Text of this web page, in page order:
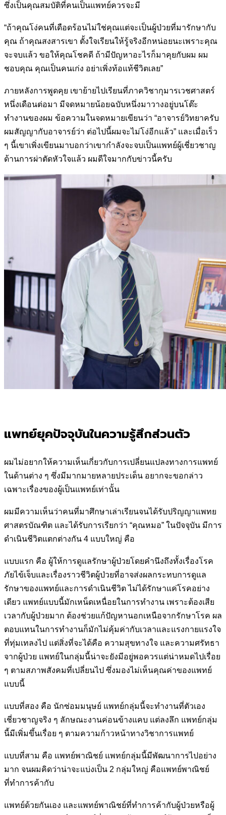
ซึ่งเป็นคุณสมบัติที่คนเป็นแพทย์ควรจะมี
“ถ้าคุณโง่คนที่เดือดร้อนไม่ใช่คุณแต่จะเป็นผู้ป่วยที่มารักษากับ
คุณ ถ้าคุณสงสารเขา ตั้งใจเรียนให้รู้จริงอีกหน่อยนะเพราะคุณ
จะจบแล้ว ขอให้คุณโชคดี ถ้ามีปัญหาอะไรก็มาคุยกับผม ผม
ชอบคุณ คุณเป็นคนเก่ง อย่าเพิ่งท้อแท้ชีวิตเลย”
ภายหลังการพูดคุย เขาย้ายไปเรียนที่ภาควิชากุมารเวชศาสตร์
หนึ่งเดือนต่อมา มีจดหมายน้อยฉบับหนึ่งมาวางอยู่บนโต๊ะ
ทำงานของผม ข้อความในจดหมายเขียนว่า “อาจารย์วิทยาครับ
ผมสัญญากับอาจารย์ว่า ต่อไปนี้ผมจะไม่โง่อีกแล้ว” และเมื่อเร็ว
ๆ นี้เขาเพิ่งเขียนมาบอกว่าเขากำลังจะจบเป็นแพทย์ผู้เชี่ยวชาญ
ด้านการผ่าตัดหัวใจแล้ว ผมดีใจมากกับข่าวนี้ครับ
แพทย์ยุคปัจจุบันในความรู้สึกส่วนตัว
ผมไม่อยากให้ความเห็นเกี่ยวกับการเปลี่ยนแปลงทางการแพทย์
ในด้านต่าง ๆ ซึ่งมีมากมายหลายประเด็น อยากจะขอกล่าว
เฉพาะเรื่องของผู้เป็นแพทย์เท่านั้น
ผมมีความเห็นว่าคนที่มาศึกษาเล่าเรียนจนได้รับปริญญาแพทย
ศาสตรบัณฑิต และได้รับการเรียกว่า “คุณหมอ” ในปัจจุบัน มีการ
ดำเนินชีวิตแตกต่างกัน 4 แบบใหญ่ คือ
แบบแรก คือ ผู้ให้การดูแลรักษาผู้ป่วยโดยคำนึงถึงทั้งเรื่องโรค
ภัยไข้เจ็บและเรื่องราวชีวิตผู้ป่วยที่อาจส่งผลกระทบการดูแล
รักษาของแพทย์และการดำเนินชีวิต ไม่ได้รักษาแค่โรคอย่าง
เดียว แพทย์แบบนี้มักเหน็ดเหนื่อยในการทำงาน เพราะต้องเสีย
เวลากับผู้ป่วยมาก ต้องช่วยแก้ปัญหานอกเหนือจากรักษาโรค ผล
ตอบแทนในการทำงานก็มักไม่คุ้มค่ากับเวลาและแรงกายแรงใจ
ที่ทุ่มเทลงไป แต่สิ่งที่จะได้คือ ความสุขทางใจ และความศรัทธา
จากผู้ป่วย แพทย์ในกลุ่มนี้น่าจะยังมีอยู่พอควรแต่น่าหมดไปเรื่อย
ๆ ตามสภาพสังคมที่เปลี่ยนไป ซึ่งมองไม่เห็นคุณค่าของแพทย์
แบบนี้
แบบที่สอง คือ นักซ่อมมนุษย์ แพทย์กลุ่มนี้จะทำงานที่ตัวเอง
เชี่ยวชาญจริง ๆ ลักษณะงานค่อนข้างแคบ แต่ลงลึก แพทย์กลุ่ม
นี้มีเพิ่มขึ้นเรื่อย ๆ ตามความก้าวหน้าทางวิชาการแพทย์
แบบที่สาม คือ แพทย์พาณิชย์ แพทย์กลุ่มนี้มีพัฒนาการไปอย่าง
มาก จนผมคิดว่าน่าจะแบ่งเป็น 2 กลุ่มใหญ่ คือแพทย์พาณิชย์
ที่ทำการค้ากับ
แพทย์ด้วยกันเอง และแพทย์พาณิชย์ที่ทำการค้ากับผู้ป่วยหรือผู้